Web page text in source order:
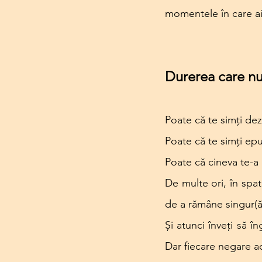
momentele în care
Durerea care
Poate că te simți
Poate că te simți
Poate că cineva te-
De multe ori, în
de a rămâne
Și atunci înveți să
Dar fiecare negare